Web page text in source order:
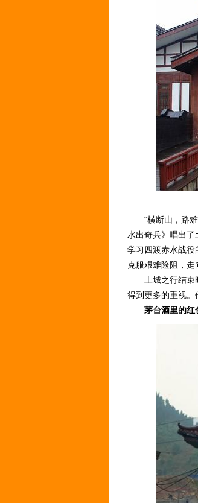
“横断山，路难
水出奇兵》唱出了
学习四渡赤水战役
克服艰难险阻，走
土城之行结束时
得到更多的重视。
茅台酒里的红